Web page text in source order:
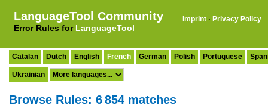
LanguageTool Community
Error Rules for LanguageTool
Imprint · Privacy Policy
Catalan Dutch English French German Polish Portuguese
Ukrainian
Browse Rules: 6 854 matches